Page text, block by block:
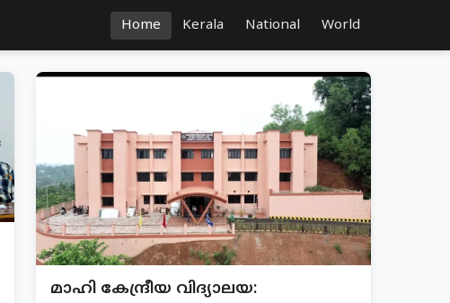
Home Kerala National World
മാഹി കേന്ദ്രീയ വിദ്യാലയ: